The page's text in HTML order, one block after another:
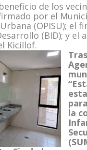
de los
por el
(OPISU); el
(BID); y el
Kicillof.
la